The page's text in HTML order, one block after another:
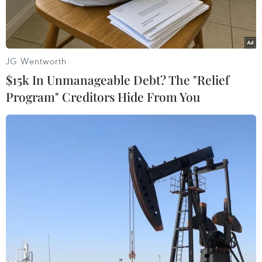
Sâu ban miêu gây ngộ độc cho nhiều người sau khi ăn. (Ảnh do
bệnh viện cung cấp)
Thời gian qua, đã có một số trường hợp ngộ độc
khi ăn sâu ban miêu. Vậy sâu ban miêu có chất
độc gì và vì sao nhiều người vẫn ăn loài bọ cánh
JG Wentworth
$15k In Unmanageable Debt? The "Relief
Program" Creditors Hide From You